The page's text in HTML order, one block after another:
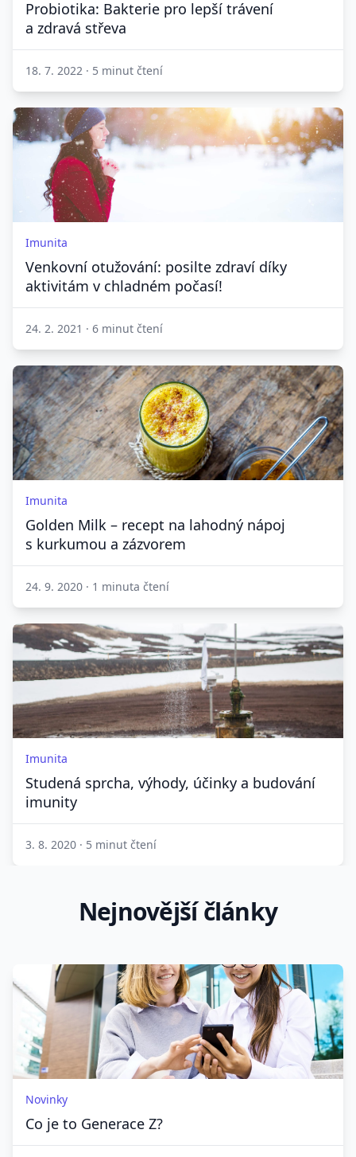
Probiotika: Bakterie pro lepší trávení
a zdravá střeva
18. 7. 2022 · 5 minut čtení
Imunita
Venkovní otužování: posilte zdraví díky
aktivitám v chladném počasí!
24. 2. 2021 · 6 minut čtení
Imunita
Golden Milk – recept na lahodný nápoj
s kurkumou a zázvorem
24. 9. 2020 · 1 minuta čtení
Imunita
Studená sprcha, výhody, účinky a budování
imunity
3. 8. 2020 · 5 minut čtení
Nejnovější články
Novinky
Co je to Generace Z?